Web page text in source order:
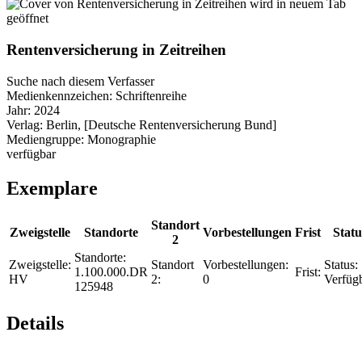
wird in neuem Tab
geöffnet
Rentenversicherung in Zeitreihen
Suche nach diesem Verfasser
Medienkennzeichen: Schriftenreihe
Jahr: 2024
Verlag: Berlin, [Deutsche Rentenversicherung Bund]
Mediengruppe: Monographie
verfügbar
Exemplare
Zweigstelle Standorte
Standort
2
Vorbestellungen Frist
Zweigstelle:
HV
Standorte:
1.100.000.DR
125948
Standort
2:
Vorbestellungen:
0
Frist:
Status:
Details